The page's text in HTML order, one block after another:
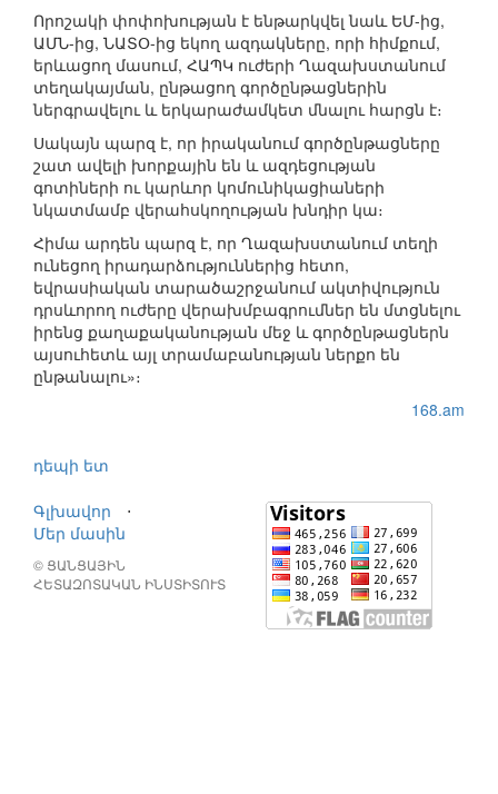
Որոշակի փոփոխության է ենթարկվել նաև ԵՄ-ից,
ԱՄՆ-ից, ՆԱՏՕ-ից եկող ազդակները, որի հիմքում,
երևացող մասում, ՀԱՊԿ ուժերի Ղազախստանում
տեղակայման, ընթացող գործընթացներին
ներգրավելու և երկարաժամկետ մնալու հարցն է։
Սակայն պարզ է, որ իրականում գործընթացները
շատ ավելի խորքային են և ազդեցության
գոտիների ու կարևոր կոմունիկացիաների
նկատմամբ վերահսկողության խնդիր կա։
Հիմա արդեն պարզ է, որ Ղազախստանում տեղի
ունեցող իրադարձություններից հետո,
եվրասիական տարածաշրջանում ակտիվություն
դրսևորող ուժերը վերախմբագրումներ են մտցնելու
իրենց քաղաքականության մեջ և գործընթացներն
այսուհետև այլ տրամաբանության ներքո են
ընթանալու»։
168.am
դեպի ետ
Գլխավոր
⋅
Մեր մասին
© ՑԱՆՑԱՅԻՆ
ՀԵՏԱԶՈՏԱԿԱՆ ԻՆՍՏԻՏՈՒՏ